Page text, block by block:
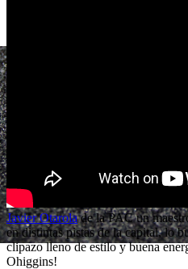
Javier Otarolade la PAC un
en distintas pistas de la capital, lo
clipazo lleno de estilo y buena
Ohiggins!